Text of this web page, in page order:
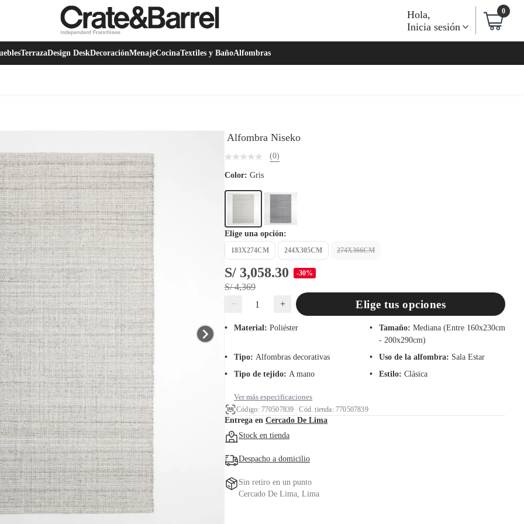
Hola,
Inicia sesión
0
TerrazaDesign DeskDecoraciónMenajeCocinaTextiles y BañoAlfombras
Alfombra Niseko
(0)
Color: Gris
Elige una opción:
183X274CM 244X305CM 274X366CM
S/ 3,058.30 -30%
S/ 4,369
−
+ Elige tus opciones
Material: Poliéster Tamaño: Mediana (Entre 160x230cm
- 200x290cm)
Tipo: Alfombras decorativas Uso de la alfombra: Sala Estar
Tipo de tejido: A mano Estilo: Clásica
Ver más especificaciones
Código: 770507839 Cód. tienda: 770507839
Entrega en Cercado De Lima
Stock en tienda
Despacho a domicilio
Sin retiro en un punto
Cercado De Lima, Lima